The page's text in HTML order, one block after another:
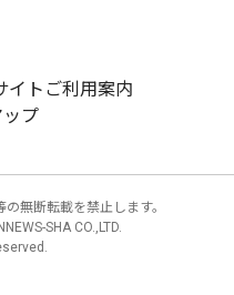
イトご利用案内
プ
無断転載を禁止します。
SHA CO.,LTD.